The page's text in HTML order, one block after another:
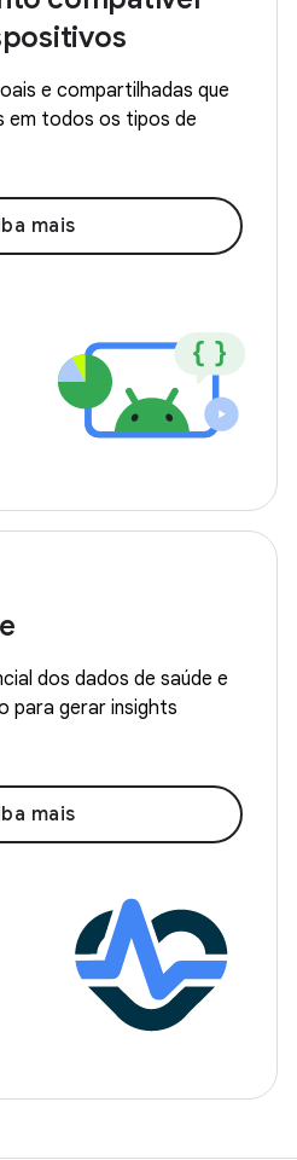
e compartilhadas que
em todos os tipos de
mais
dos dados de saúde e
para gerar insights
mais